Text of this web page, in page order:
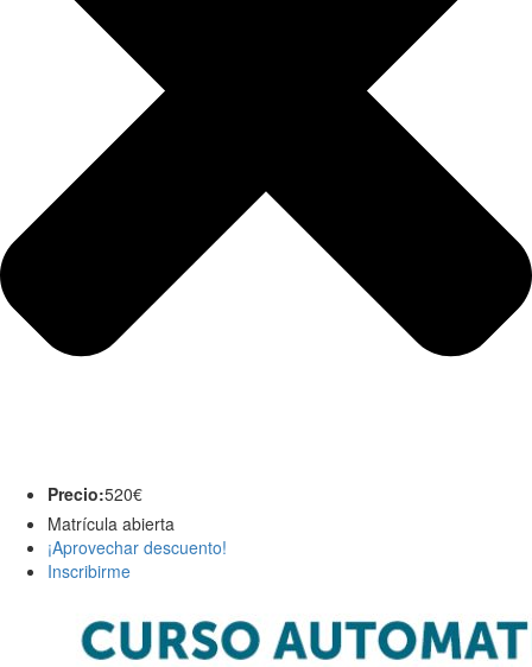
Precio:520€
Matrícula abierta
¡Aprovechar descuento!
Inscribirme